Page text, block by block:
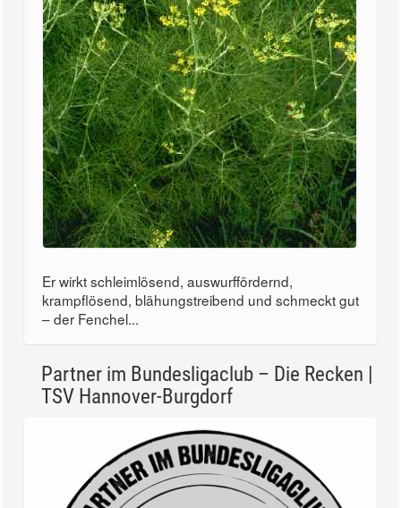
Er wirkt schleimlösend, auswurffördernd,
krampflösend, blähungstreibend und schmeckt gut
Partner im Bundesligaclub – Die Recken |
TSV Hannover-Burgdorf